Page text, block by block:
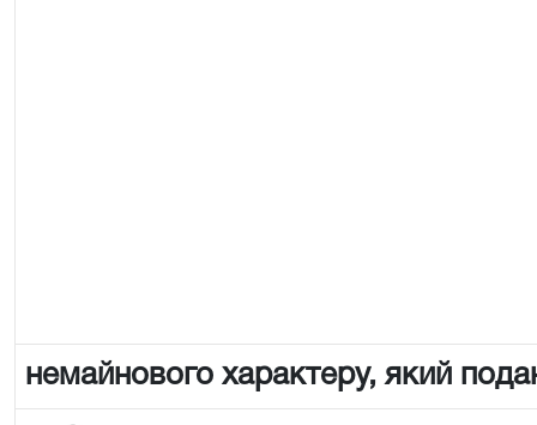
немайнового характеру, який